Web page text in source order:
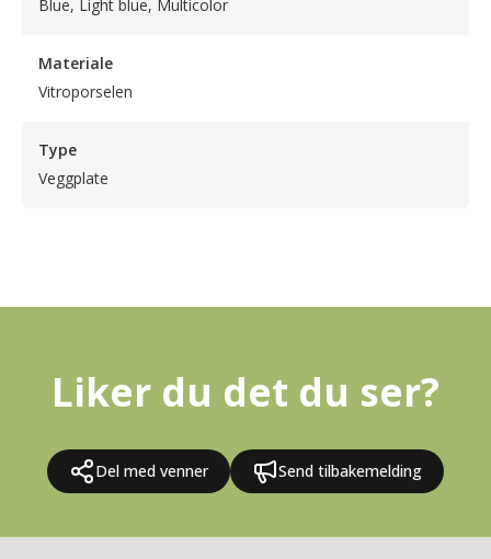
Blue, Light blue, Multicolor
Materiale
Vitroporselen
Type
Veggplate
Liker du det du ser?
Del med venner Send tilbakemelding